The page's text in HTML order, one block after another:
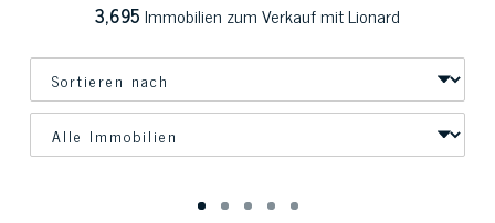
3,695Immobilien zum Verkauf mit Lionard